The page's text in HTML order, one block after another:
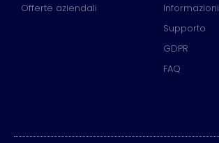
Offerte aziendali
Informazioni
Supporto
GDPR
FAQ